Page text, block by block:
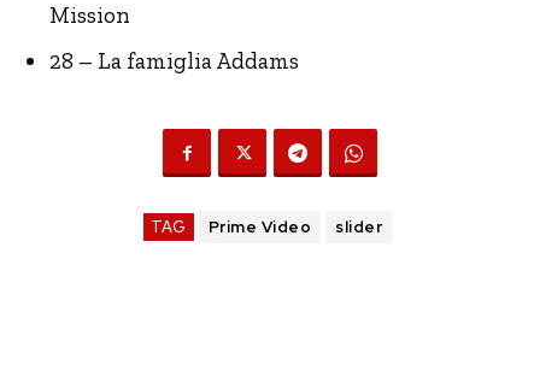
Mission
28 – La famiglia Addams
TAG Prime Video slider